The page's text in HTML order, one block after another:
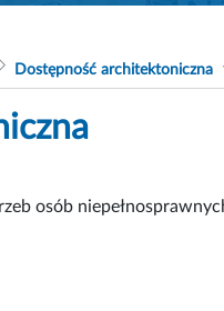
Dostępność architektoniczna
osób